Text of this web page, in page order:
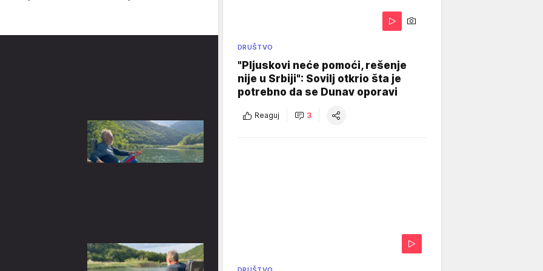
DRUŠTVO
"Pljuskovi neće pomoći, rešenje
nije u Srbiji": Sovilj otkrio šta je
potrebno da se Dunav oporavi
Reaguj 3